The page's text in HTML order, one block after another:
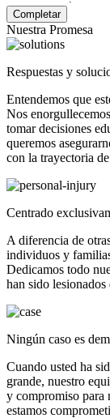
Nuestra Promesa
Respuestas y
Entendemos que
Nos
tomar decisiones
queremos
con la trayectoria
Centrado
A diferencia de
individuos y
Dedicamos todo
han sido
Ningún caso es
Cuando usted ha
grande, nuestro
y compromiso para
estamos